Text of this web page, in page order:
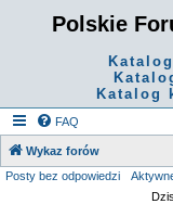
Polskie
Katalog
FAQ
Wykaz forów
Posty bez odpowiedzi